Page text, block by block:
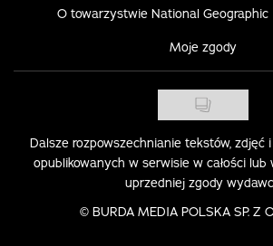
O towarzystwie National Geographic
Moje zgody
Dalsze rozpowszechnianie tekstów, zdjęć
opublikowanych w serwisie w całości
uprzedniej zgody
© BURDA MEDIA POLSKA SP. Z